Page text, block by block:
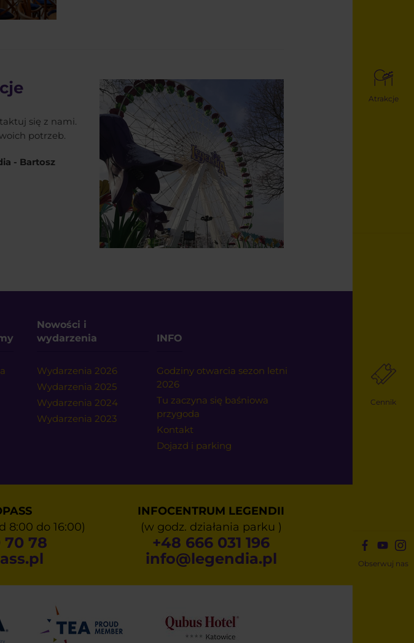
Atrakcje
Cennik
Obserwuj nas
się z nami.
potrzeb.
- Bartosz
Nowości i
wydarzenia
Wydarzenia 2026
Wydarzenia 2025
Wydarzenia 2024
Wydarzenia 2023
INFO
Godziny otwarcia sezon letni
2026
Tu zaczyna się baśniowa
przygoda
Kontakt
Dojazd i parking
8:00 do 16:00)
70 78
INFOCENTRUM LEGENDII
(w godz. działania parku )
+48 666 031 196
info@legendia.pl